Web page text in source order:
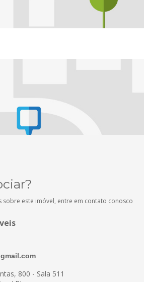
sobre este imóvel, entre em contato conosco
800 - Sala 511